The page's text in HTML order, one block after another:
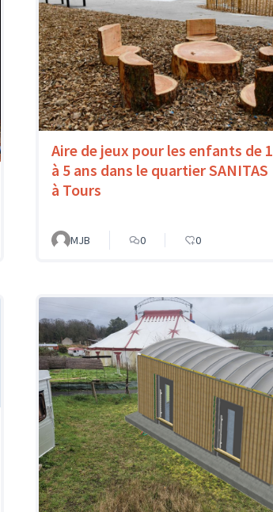
Aire de jeux pour les enfants de 1
à 5 ans dans le quartier SANITAS
à Tours
MJB 0 0